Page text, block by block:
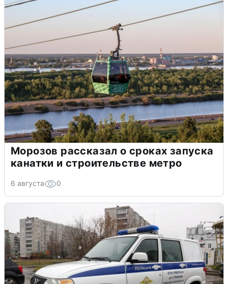
Морозов рассказал о сроках запуска
канатки и строительстве метро
6 августа 0